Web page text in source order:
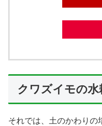
クワズイモの水
それでは、土のかわりの